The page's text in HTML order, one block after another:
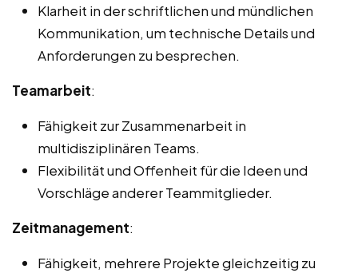
Klarheit in der schriftlichen und mündlichen
Kommunikation, um technische Details und
Anforderungen zu besprechen.
Teamarbeit:
Fähigkeit zur Zusammenarbeit in
multidisziplinären Teams.
Flexibilität und Offenheit für die Ideen und
Vorschläge anderer Teammitglieder.
Zeitmanagement:
Fähigkeit, mehrere Projekte gleichzeitig zu